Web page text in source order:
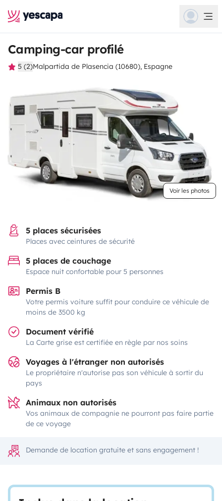
Camping-car profilé
5 (2)Malpartida de Plasencia (10680), Espagne
Voir les photos
5 places sécurisées
Places avec ceintures de sécurité
5 places de couchage
Espace nuit confortable pour 5 personnes
Permis B
Votre permis voiture suffit pour conduire ce véhicule de
moins de 3500 kg
Document vérifié
La Carte grise est certifiée en règle par nos soins
Voyages à l'étranger non autorisés
Le propriétaire n'autorise pas son véhicule à sortir du
pays
Animaux non autorisés
Vos animaux de compagnie ne pourront pas faire partie
de ce voyage
Demande de location gratuite et sans engagement !